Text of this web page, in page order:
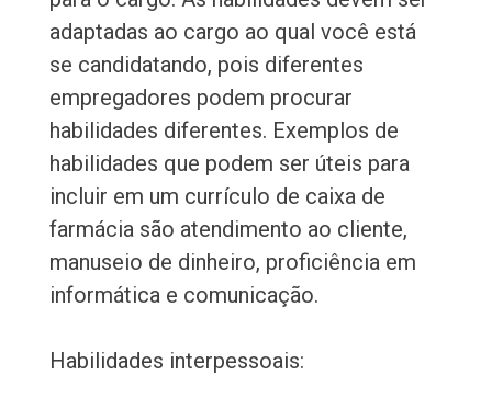
adaptadas ao cargo ao qual você está
se candidatando, pois diferentes
empregadores podem procurar
habilidades diferentes. Exemplos de
habilidades que podem ser úteis para
incluir em um currículo de caixa de
farmácia são atendimento ao cliente,
manuseio de dinheiro, proficiência em
informática e comunicação.
Habilidades interpessoais: